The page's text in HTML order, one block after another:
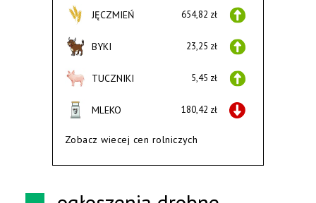
JĘCZMIEŃ 654,82 zł
BYKI 23,25 zł
TUCZNIKI 5,45 zł
MLEKO 180,42 zł
Zobacz wiecej cen rolniczych